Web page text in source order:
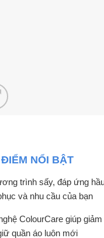
NỔI BẬT
trình sấy, đáp ứng
và nhu cầu của bạn
ColourCare giúp
quần áo luôn mới